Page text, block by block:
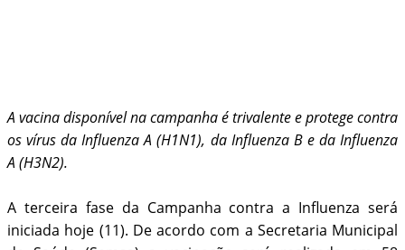
A vacina disponível na campanha é trivalente e protege contra
os vírus da Influenza A (H1N1), da Influenza B e da Influenza
A (H3N2).
A terceira fase da Campanha contra a Influenza será
iniciada hoje (11). De acordo com a Secretaria Municipal